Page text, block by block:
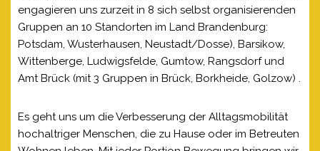
engagieren uns zurzeit in 8 sich selbst organisierenden
Gruppen an 10 Standorten im Land Brandenburg:
Potsdam, Wusterhausen, Neustadt/Dosse), Barsikow,
Wittenberge, Ludwigsfelde, Gumtow, Rangsdorf und
Amt Brück (mit 3 Gruppen in Brück, Borkheide, Golzow) .
Es geht uns um die Verbesserung der Alltagsmobilität
hochaltriger Menschen, die zu Hause oder im Betreuten